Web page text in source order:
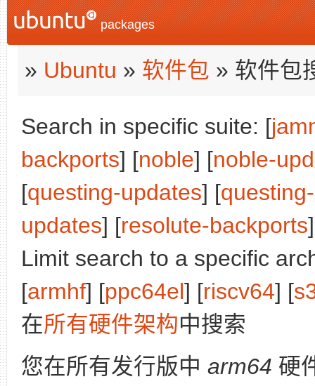
packages
» Ubuntu » 软件包 » 软件包
Search in specific suite: [
backports] [noble] [noble-
[questing-updates] [
updates] [resolute-backports
Limit search to a specific
[armhf] [ppc64el] [riscv64] [
在所有硬件架构中搜索
您在所有发行版中 arm64 硬